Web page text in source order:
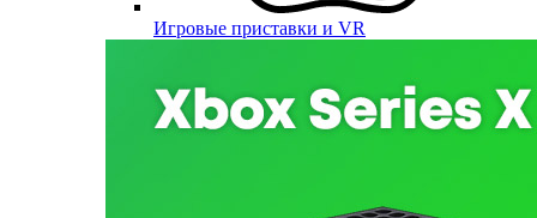
Игровые приставки и VR